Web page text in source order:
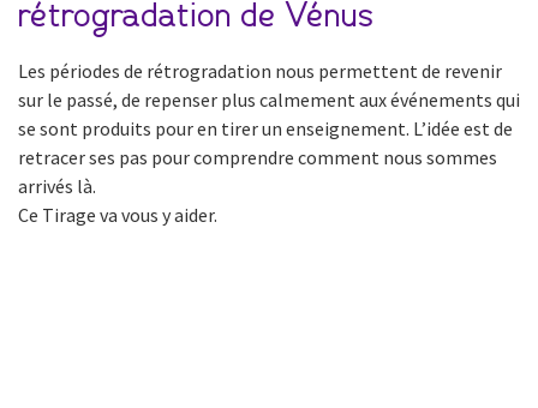
rétrogradation de Vénus
Les périodes de rétrogradation nous permettent de revenir
sur le passé, de repenser plus calmement aux événements qui
se sont produits pour en tirer un enseignement. L’idée est de
retracer ses pas pour comprendre comment nous sommes
arrivés là.
Ce Tirage va vous y aider.